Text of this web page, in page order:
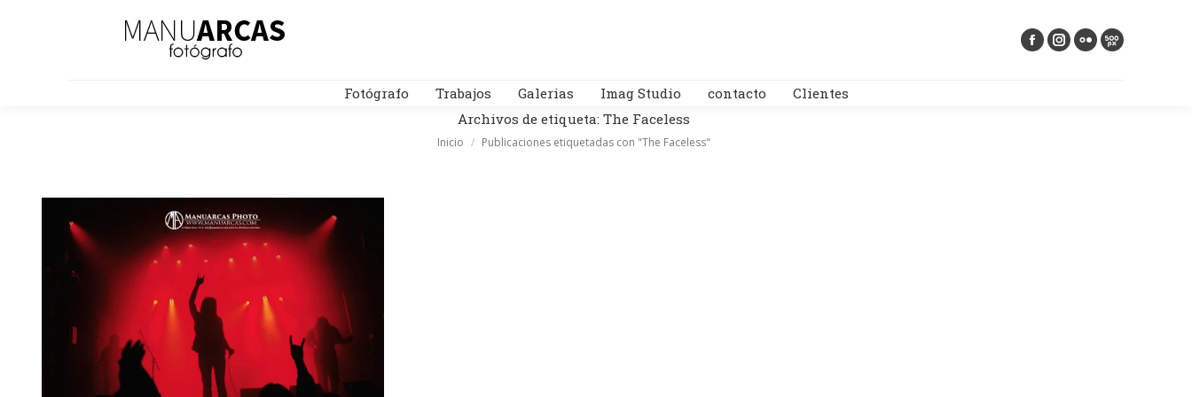
Fotógrafo Trabajos Galerias Imag Studio contacto
Clientes
Archivos de etiqueta: The Faceless
Estás aquí:
Inicio Publicaciones etiquetadas con "The Faceless"